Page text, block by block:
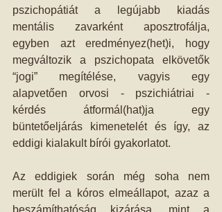
pszichopátiát a legújabb kiadás
mentális zavarként aposztrofálja,
egyben azt eredményez(het)i, hogy
megváltozik a pszichopata elkövetők
“jogi” megítélése, vagyis egy
alapvetően orvosi - pszichiátriai -
kérdés átformál(hat)ja egy
büntetőeljárás kimenetelét és így, az
eddigi kialakult bírói gyakorlatot.
Az eddigiek során még soha nem
merült fel a kóros elmeállapot, azaz a
beszámíthatóság kizárása, mint a